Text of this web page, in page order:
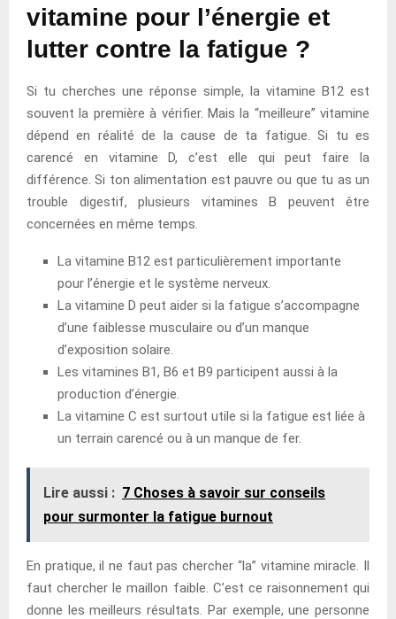
vitamine pour l’énergie et
lutter contre la fatigue ?
Si tu cherches une réponse simple, la vitamine B12 est
souvent la première à vérifier. Mais la “meilleure” vitamine
dépend en réalité de la cause de ta fatigue. Si tu es
carencé en vitamine D, c’est elle qui peut faire la
différence. Si ton alimentation est pauvre ou que tu as un
trouble digestif, plusieurs vitamines B peuvent être
concernées en même temps.
La vitamine B12 est particulièrement importante
pour l’énergie et le système nerveux.
La vitamine D peut aider si la fatigue s’accompagne
d’une faiblesse musculaire ou d’un manque
d’exposition solaire.
Les vitamines B1, B6 et B9 participent aussi à la
production d’énergie.
La vitamine C est surtout utile si la fatigue est liée à
un terrain carencé ou à un manque de fer.
Lire aussi : 7 Choses à savoir sur conseils
pour surmonter la fatigue burnout
En pratique, il ne faut pas chercher “la” vitamine miracle. Il
faut chercher le maillon faible. C’est ce raisonnement qui
donne les meilleurs résultats. Par exemple, une personne